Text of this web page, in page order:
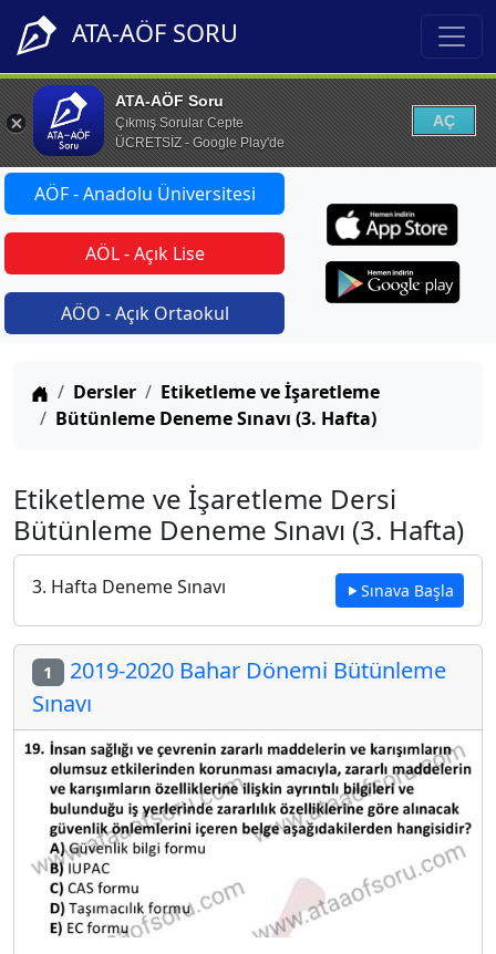
ATA-AÖF SORU
ATA-AÖF Soru
Çıkmış Sorular Cepte
ÜCRETSİZ - Google Play'de
AÇ
AÖF - Anadolu Üniversitesi
AÖL - Açık Lise
AÖO - Açık Ortaokul
Anasayfa
Dersler
Etiketleme ve İşaretleme
Bütünleme Deneme Sınavı (3. Hafta)
Etiketleme ve İşaretleme Dersi
Bütünleme Deneme Sınavı (3. Hafta)
3. Hafta Deneme Sınavı Sınava Başla
1 2019-2020 Bahar Dönemi Bütünleme
Sınavı